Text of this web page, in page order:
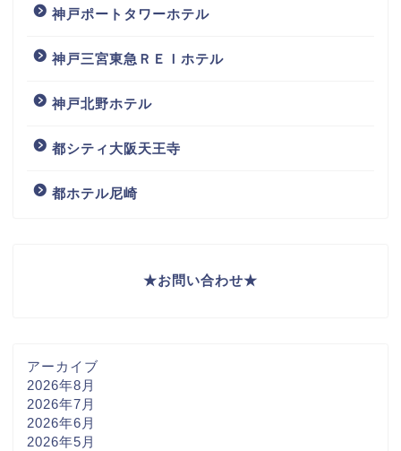
神戸ポートタワーホテル
神戸三宮東急ＲＥＩホテル
神戸北野ホテル
都シティ大阪天王寺
都ホテル尼崎
★お問い合わせ★
アーカイブ
2026年8月
2026年7月
2026年6月
2026年5月